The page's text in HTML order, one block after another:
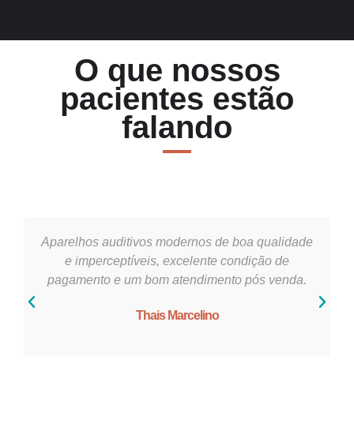
O que nossos
pacientes estão
falando
Aparelhos auditivos modernos de boa qualidade
e imperceptíveis, excelente condição de
pagamento e um bom atendimento pós venda.
Thais Marcelino